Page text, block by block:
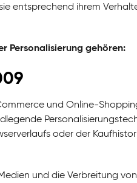
entsprechend ihrem
Personalisierung gehören:
und Online-
oder der
und die Verbreitung